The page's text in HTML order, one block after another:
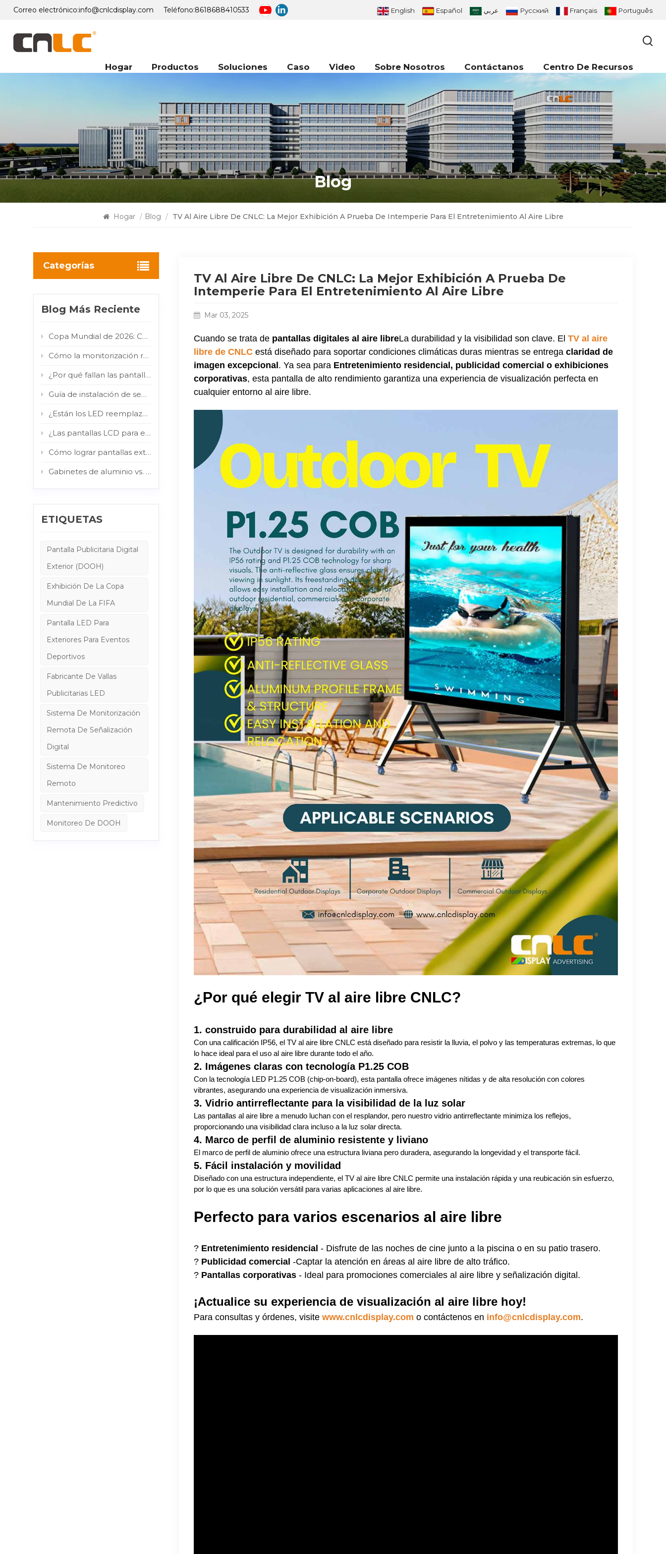
Correo electrónico:info@cnlcdisplay.com Teléfono:8618688410533 English Español عربي Русский Français Português
Hogar Productos Soluciones Caso Video Sobre Nosotros Contáctanos Centro De Recursos
Blog
Hogar / Blog / TV Al Aire Libre De CNLC: La Mejor Exhibición A Prueba De Intemperie Para El Entretenimiento Al Aire Libre
TV Al Aire Libre De CNLC: La Mejor Exhibición A Prueba De
Intemperie Para El Entretenimiento Al Aire Libre
Mar 03, 2025
Cuando se trata de pantallas digitales al aire libreLa durabilidad y la visibilidad son clave. ElTV al aire
libre de CNLC está diseñado para soportar condiciones climáticas duras mientras se entregaclaridad de
imagen excepcional. Ya sea para Entretenimiento residencial, publicidad comercial o exhibiciones
corporativas, esta pantalla de alto rendimiento garantiza una experiencia de visualización perfecta en
cualquier entorno al aire libre.
¿Por qué elegir TV al aire libre CNLC?
1. construido para durabilidad al aire libre
Con una calificación IP56, el TV al aire libre CNLC está diseñado para resistir la lluvia, el polvo y las temperaturas extremas, lo que
lo hace ideal para el uso al aire libre durante todo el año.
2. Imágenes claras con tecnología P1.25 COB
Con la tecnología LED P1.25 COB (chip-on-board), esta pantalla ofrece imágenes nítidas y de alta resolución con colores
vibrantes, asegurando una experiencia de visualización inmersiva.
3. Vidrio antirreflectante para la visibilidad de la luz solar
Las pantallas al aire libre a menudo luchan con el resplandor, pero nuestro vidrio antirreflectante minimiza los reflejos,
proporcionando una visibilidad clara incluso a la luz solar directa.
4. Marco de perfil de aluminio resistente y liviano
El marco de perfil de aluminio ofrece una estructura liviana pero duradera, asegurando la longevidad y el transporte fácil.
5. Fácil instalación y movilidad
Diseñado con una estructura independiente, el TV al aire libre CNLC permite una instalación rápida y una reubicación sin esfuerzo,
por lo que es una solución versátil para varias aplicaciones al aire libre.
Perfecto para varios escenarios al aire libre
? Entretenimiento residencial - Disfrute de las noches de cine junto a la piscina o en su patio trasero.
? Publicidad comercial -Captar la atención en áreas al aire libre de alto tráfico.
? Pantallas corporativas - Ideal para promociones comerciales al aire libre y señalización digital.
¡Actualice su experiencia de visualización al aire libre hoy!
Para consultas y órdenes, visitewww.cnlcdisplay.com o contáctenos en info@cnlcdisplay.com.
Categorías
Blog Más Reciente
Copa Mundial de 2026: Cómo las pantallas digitales LED/LCD para exteriores convierten el flujo de aficionados en valor publicitario para las marcas.
Cómo la monitorización remota inteligente reduce los costes de mantenimiento de la señalización digital exterior
¿Por qué fallan las pantallas táctiles para exteriores y cómo solucionarlo?
Guía de instalación de señalización digital en aeropuertos: Pantalla LCD tipo tótem para interiores en terminales de alto tráfico.
¿Están los LED reemplazando a los LCD? Por qué los COB y los MIP están impulsando el cambio en el mercado.
¿Las pantallas LCD para exteriores realmente resisten la luz solar directa? Prueba de infrarrojos de 800 W/m² comprobada.
Cómo lograr pantallas exteriores legibles a la luz del sol: El papel de la AG y el vidrio protector
Gabinetes de aluminio vs. gabinetes de acero: ¿Qué estructura es mejor para la señalización digital exterior?
ETIQUETAS
Pantalla Publicitaria Digital
Exterior (DOOH)
Exhibición De La Copa
Mundial De La FIFA
Pantalla LED Para
Exteriores Para Eventos
Deportivos
Fabricante De Vallas
Publicitarias LED
Sistema De Monitorización
Remota De Señalización
Digital
Sistema De Monitoreo
Remoto
Mantenimiento Predictivo
Monitoreo De DOOH